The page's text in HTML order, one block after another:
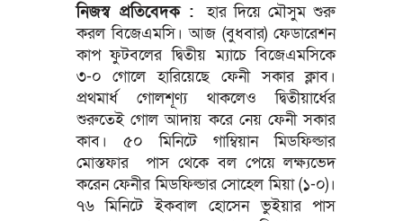
নিজস্ব প্রতিবেদক :হার দিয়ে মৌসুম শুরু
করল বিজেএমসি। আজ (বুধবার) ফেডারেশন
কাপ ফুটবলের দ্বিতীয় ম্যাচে বিজেএমসিকে
৩-০ গোলে হারিয়েছে ফেনী সকার ক্লাব।
প্রথমার্ধ গোলশূণ্য থাকলেও দ্বিতীয়ার্ধের
শুরুতেই গোল আদায় করে নেয় ফেনী সকার
কাব। ৫০ মিনিটে গাম্বিয়ান মিডফিল্ডার
মোস্তফার পাস থেকে বল পেয়ে লক্ষ্যভেদ
করেন ফেনীর মিডফিল্ডার সোহেল মিয়া (১-০)।
৭৬ মিনিটে ইকবাল হোসেন ভুইয়ার পাস